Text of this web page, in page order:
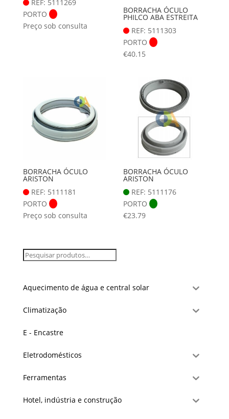
REF: 5111269
PORTO
Preço sob consulta
BORRACHA ÓCULO
PHILCO ABA ESTREITA
REF: 5111303
PORTO
€40.15
BORRACHA ÓCULO
ARISTON
REF: 5111181
PORTO
Preço sob consulta
BORRACHA ÓCULO
ARISTON
REF: 5111176
PORTO
€23.79
Aquecimento de água e central solar
Climatização
E - Encastre
Eletrodomésticos
Ferramentas
Hotel, indústria e construção